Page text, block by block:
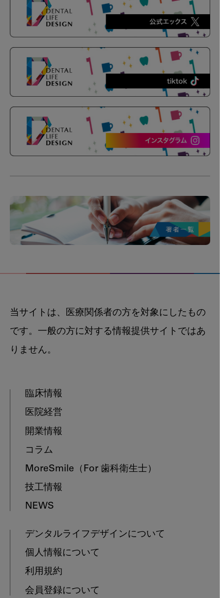
当サイトは、医療関係者の方を対象にしたもの
です。一般の方に対する情報提供サイトではあ
りません。
臨床情報
医院経営
開業情報
コラム
MoreSmile （For 歯科衛生士）
技工情報
NEWS
デンタルライフデザインについて
個人情報について
利用規約
会員登録について